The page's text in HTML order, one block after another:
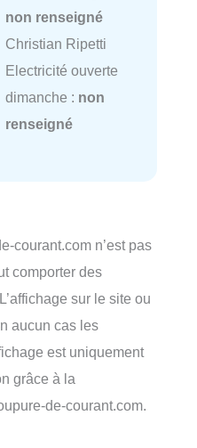
non renseigné
Christian Ripetti
Electricité ouverte
dimanche : non
renseigné
courant.com n’est pas
comporter des
sur le site ou
aucun cas les
est uniquement
grâce à la
de-courant.com.